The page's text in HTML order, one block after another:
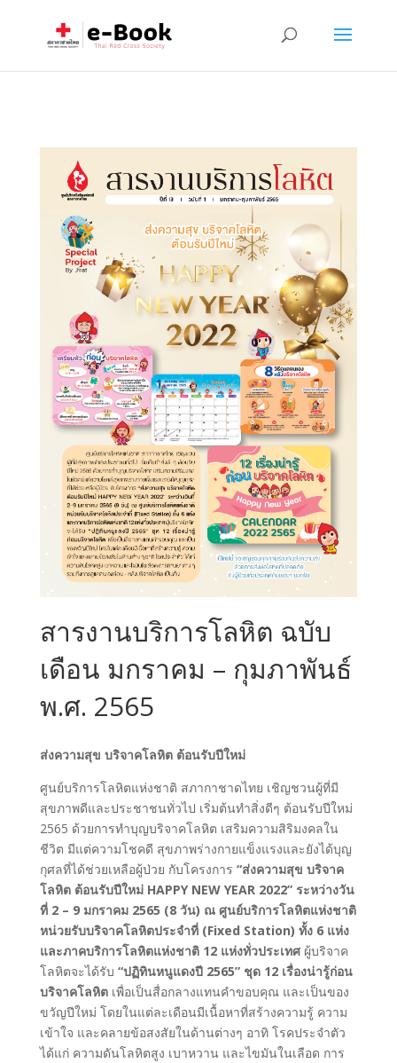
สารงานบริการโลหิต ฉบับ
เดือน มกราคม – กุมภาพันธ์
พ.ศ. 2565
ส่งความสุข บริจาคโลหิต ต้อนรับปีใหม่
ศูนย์บริการโลหิตแห่งชาติ สภากาชาดไทย เชิญชวนผู้ที่มี
สุขภาพดีและประชาชนทั่วไป เริ่มต้นทำสิ่งดีๆ ต้อนรับปีใหม่
2565 ด้วยการทำบุญบริจาคโลหิต เสริมความสิริมงคลใน
ชีวิต มีแต่ความโชคดี สุขภาพร่างกายแข็งแรงและยังได้บุญ
กุศลที่ได้ช่วยเหลือผู้ป่วย กับโครงการ “ส่งความสุข บริจาค
โลหิต ต้อนรับปีใหม่ HAPPY NEW YEAR 2022” ระหว่างวัน
ที่ 2 – 9 มกราคม 2565 (8 วัน) ณ ศูนย์บริการโลหิตแห่งชาติ
หน่วยรับบริจาคโลหิตประจำที่ (Fixed Station) ทั้ง 6 แห่ง
และภาคบริการโลหิตแห่งชาติ 12 แห่งทั่วประเทศผู้บริจาค
โลหิตจะได้รับ “ปฏิทินหนูแดงปี 2565” ชุด 12 เรื่องน่ารู้ก่อน
บริจาคโลหิตเพื่อเป็นสื่อกลางแทนคำขอบคุณ และเป็นของ
ขวัญปีใหม่ โดยในแต่ละเดือนมีเนื้อหาที่สร้างความรู้ ความ
เข้าใจ และคลายข้อสงสัยในด้านต่างๆ อาทิ โรคประจำตัว
ได้แก่ ความดันโลหิตสูง เบาหวาน และไขมันในเลือด การ